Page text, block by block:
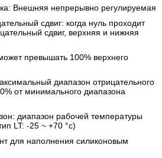
Внешняя непрерывно регулируемая
сдвиг: когда нуль проходит
сдвиг, верхняя и нижняя
превышать 100% верхнего
диапазон отрицательного
от минимального диапазона
диапазон рабочей температуры
LT: -25 ~ +70 °c)
для наполнения силиконовым